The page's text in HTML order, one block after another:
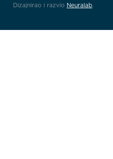
Dizajnirao i razvio Neuralab.